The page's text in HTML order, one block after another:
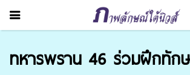
ทหารพราน 46 ร่วมฝึกทัก